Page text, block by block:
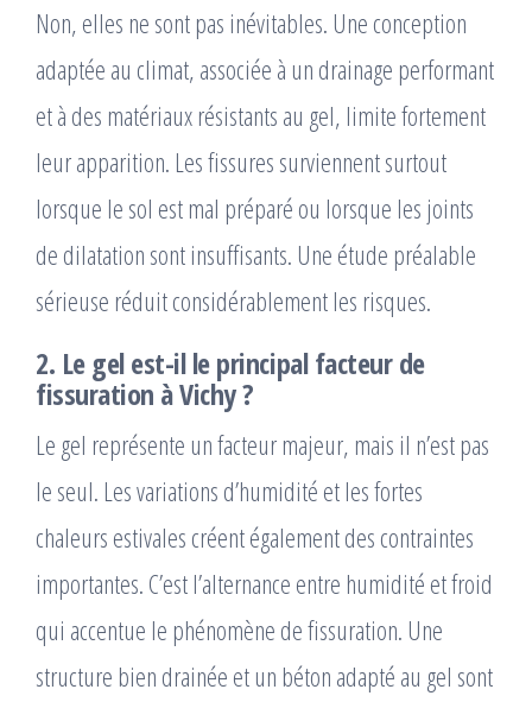
Non, elles ne sont pas inévitables. Une conception
adaptée au climat, associée à un drainage performant
et à des matériaux résistants au gel, limite fortement
leur apparition. Les fissures surviennent surtout
lorsque le sol est mal préparé ou lorsque les joints
de dilatation sont insuffisants. Une étude préalable
sérieuse réduit considérablement les risques.
2. Le gel est-il le principal facteur de
fissuration à Vichy ?
Le gel représente un facteur majeur, mais il n’est pas
le seul. Les variations d’humidité et les fortes
chaleurs estivales créent également des contraintes
importantes. C’est l’alternance entre humidité et froid
qui accentue le phénomène de fissuration. Une
structure bien drainée et un béton adapté au gel sont